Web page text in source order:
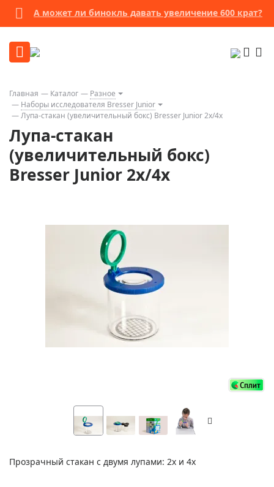
А может ли бинокль давать увеличение 600 крат?
Главная Каталог
Разное
Наборы исследователя Bresser Junior
Лупа-стакан (увеличительный бокс) Bresser Junior 2x/4x
Лупа-стакан
(увеличительный бокс)
Bresser Junior 2x/4x
Прозрачный стакан с двумя лупами: 2х и 4х